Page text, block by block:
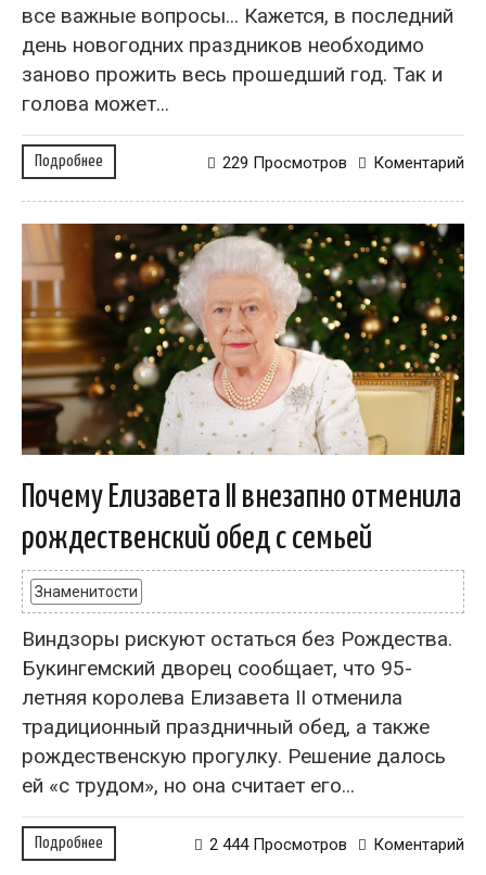
все важные вопросы... Кажется, в последний
день новогодних праздников необходимо
заново прожить весь прошедший год. Так и
голова может...
Подробнее Коментарий
229 Просмотров
Почему Елизавета II внезапно отменила
рождественский обед с семьей
Знаменитости
Виндзоры рискуют остаться без Рождества.
Букингемский дворец сообщает, что 95-
летняя королева Елизавета II отменила
традиционный праздничный обед, а также
рождественскую прогулку. Решение далось
ей «с трудом», но она считает его...
Подробнее Коментарий
2 444 Просмотров